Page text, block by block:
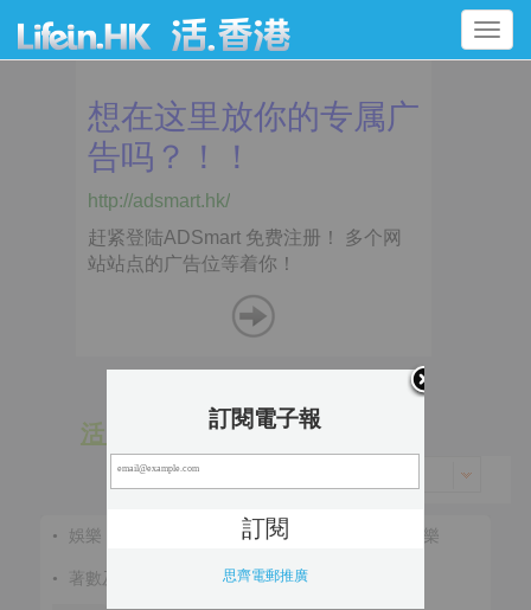
Toggle
navigation
活 動
• 娛樂 • 節慶 音樂
• 著數及優惠 • 體育 •
訂閱電子報
思齊電郵推廣